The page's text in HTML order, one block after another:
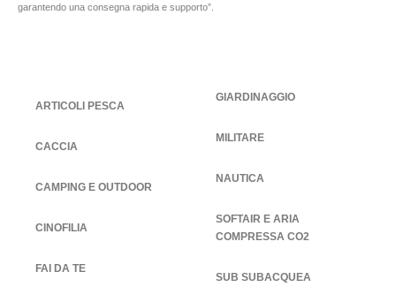
garantendo una consegna rapida e supporto”.
ARTICOLI PESCA
CACCIA
CAMPING E OUTDOOR
CINOFILIA
FAI DA TE
GIARDINAGGIO
MILITARE
NAUTICA
SOFTAIR E ARIA
COMPRESSA CO2
SUB SUBACQUEA